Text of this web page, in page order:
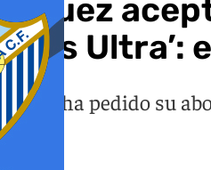
El juez
Plus Ultra’:
Así lo ha pedido su